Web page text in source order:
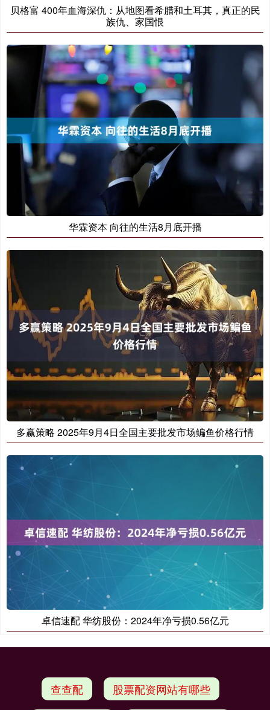
贝格富 400年血海深仇：从地图看希腊和土耳其，真正的民
族仇、家国恨
华霖资本 向往的生活8月底开播
多赢策略 2025年9月4日全国主要批发市场鳊鱼价格行情
卓信速配 华纺股份：2024年净亏损0.56亿元
查查配 股票配资网站有哪些